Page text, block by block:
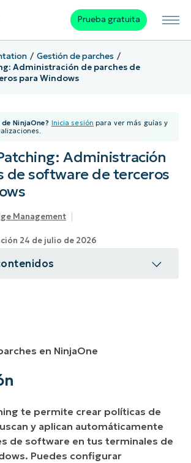
Prueba gratuita
Gestión de parches
Administración de parches de
para Windows
NinjaOne? Inicia sesión para ver más guías y
Administración
de software de terceros
Management
24 de julio de 2026
en NinjaOne
te permite crear políticas de
y aplican automáticamente
de software en tus terminales de
Puedes configurar